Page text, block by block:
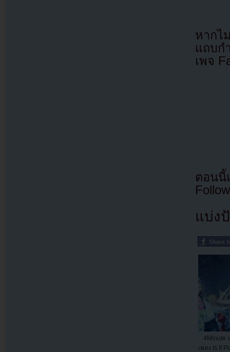
หากไ
แถบก
เพจ
ตอนนี้
แบ่ง
4Minute
เพลง Is It